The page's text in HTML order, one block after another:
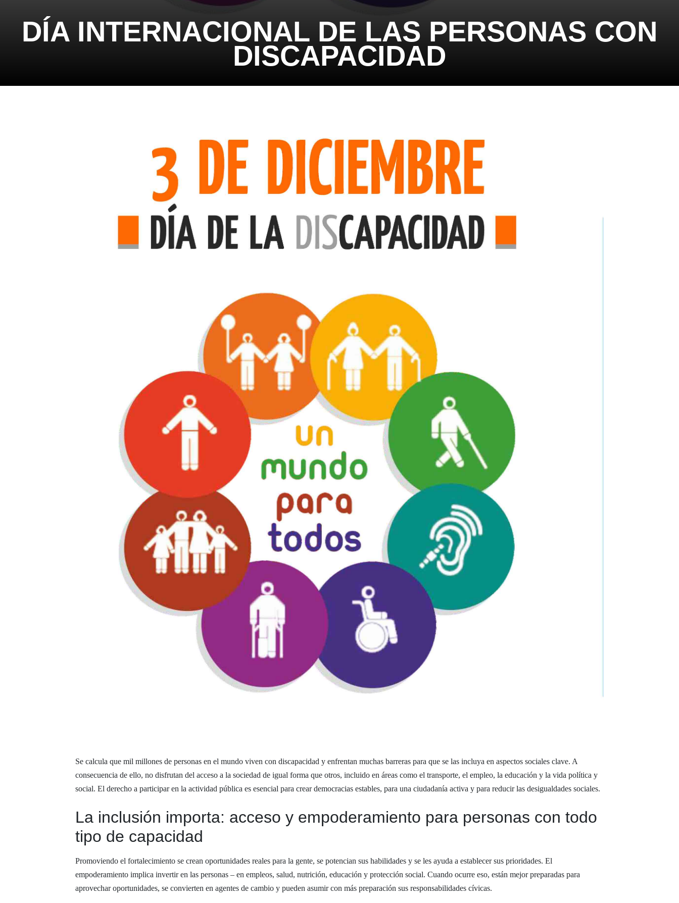
DÍA INTERNACIONAL DE LAS PERSONAS CON
DISCAPACIDAD
Se calcula que mil millones de personas en el mundo viven con discapacidad y enfrentan muchas barreras para que se las incluya en aspectos sociales clave. A
consecuencia de ello, no disfrutan del acceso a la sociedad de igual forma que otros, incluido en áreas como el transporte, el empleo, la educación y la vida política y
social. El derecho a participar en la actividad pública es esencial para crear democracias estables, para una ciudadanía activa y para reducir las desigualdades sociales.
La inclusión importa: acceso y empoderamiento para personas con todo
tipo de capacidad
Promoviendo el fortalecimiento se crean oportunidades reales para la gente, se potencian sus habilidades y se les ayuda a establecer sus prioridades. El
empoderamiento implica invertir en las personas – en empleos, salud, nutrición, educación y protección social. Cuando ocurre eso, están mejor preparadas para
aprovechar oportunidades, se convierten en agentes de cambio y pueden asumir con más preparación sus responsabilidades cívicas.